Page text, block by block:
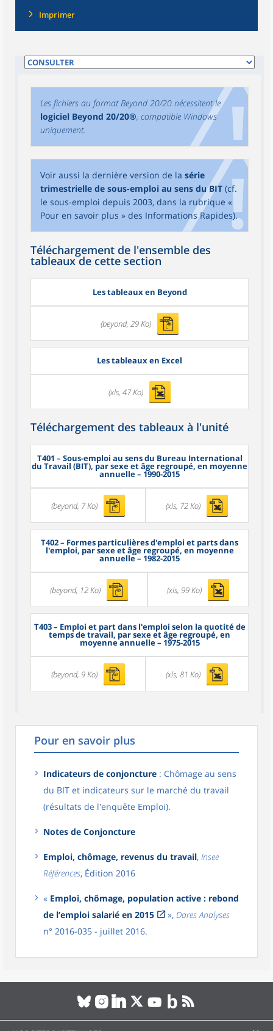
Imprimer
Les fichiers au format Beyond 20/20 nécessitent le
logiciel Beyond 20/20®, compatible Windows
uniquement.
Voir aussi la dernière version de la série
trimestrielle de sous-emploi au sens du BIT (cf.
le sous-emploi depuis 2003, dans la rubrique «
Pour en savoir plus » des Informations Rapides).
Téléchargement de l'ensemble des
tableaux de cette section
Les tableaux en Beyond
(beyond, 29 Ko)
Les tableaux en Excel
(xls, 47 Ko)
Téléchargement des tableaux à l'unité
T401 – Sous-emploi au sens du Bureau International
du Travail (BIT), par sexe et âge regroupé, en moyenne
annuelle – 1990-2015
(beyond, 7 Ko) (xls, 72 Ko)
T402– Formes particulières d'emploi et parts dans
l'emploi, par sexe et âge regroupé, en moyenne
annuelle – 1982-2015
(beyond, 12 Ko) (xls, 99 Ko)
T403– Emploi et part dans l'emploi selon la quotité de
temps de travail, par sexe et âge regroupé, en
moyenne annuelle – 1975-2015
(beyond, 9 Ko) (xls, 81 Ko)
Pour en savoir plus
Indicateurs de conjoncture : Chômage au sens
du BIT et indicateurs sur le marché du travail
(résultats de l'enquête Emploi).
Notes de Conjoncture
Emploi, chômage, revenus du travail, Insee
Références, Édition 2016
« Emploi, chômage, population active : rebond
de l’emploi salarié en 2015
», Dares Analyses
n° 2016-035 - juillet 2016.